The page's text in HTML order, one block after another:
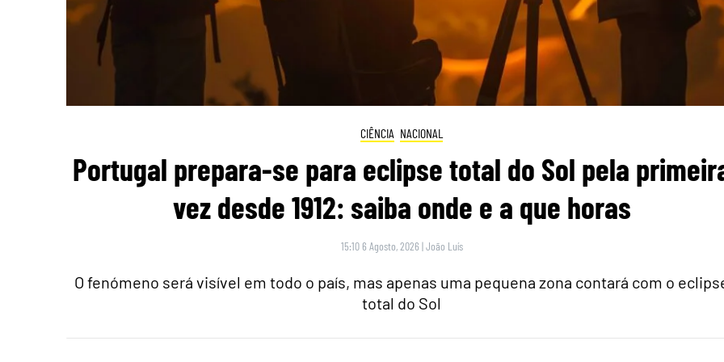
CIÊNCIA NACIONAL
Portugal prepara-se para eclipse total do Sol pela
vez desde 1912: saiba onde e a que horas
15:10 6 Agosto, 2026 |João Luís
O fenómeno será visível em todo o país, mas apenas uma pequena zona contará com o
total do Sol